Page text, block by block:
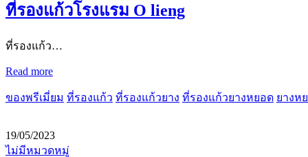
ที่รองแก้วโรงแรม O lieng
ที่รองแก้ว…
Read more
ของพรีเมี่ยม ที่รองแก้ว ที่รองแก้วยาง ที่รองแก้วยางหยอด ยางห
19/05/2023
ไม่มีหมวดหมู่